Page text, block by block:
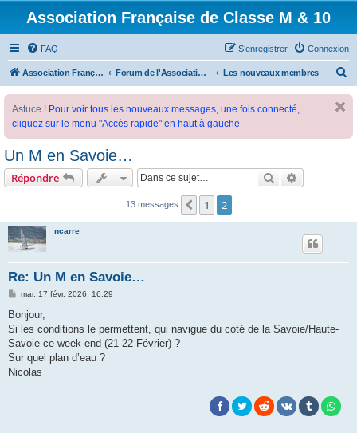
Association Française de Classe M & 10
FAQ Connexion
S’enregistrer
Association Française de Classe M Forum de l'Association Française de Classe M Les nouveaux membres
e
Astuce ! Pour voir tous les nouveaux messages, une fois connecté,
cliquez sur le menu "Accès rapide" en haut à gauche
Un M en Savoie…
Répondre Rechercher
13 messages Précédente
1 2
ncarre
Re: Un M en Savoie…
M
s
a
g
mar. 17 févr. 2026, 16:29
Bonjour,
Si les conditions le permettent, qui navigue du coté de la Savoie/Haute-
Savoie ce week-end (21-22 Février) ?
Sur quel plan d’eau ?
Nicolas